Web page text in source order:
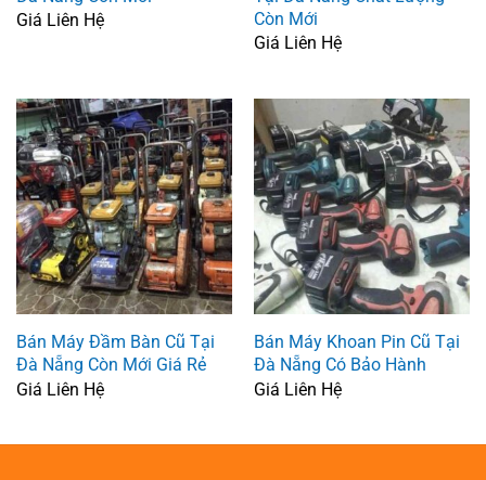
Giá Liên Hệ
Còn Mới
Giá Liên Hệ
Bán Máy Đầm Bàn Cũ Tại
Đà Nẵng Còn Mới Giá Rẻ
Giá Liên Hệ
Bán Máy Khoan Pin Cũ Tại
Đà Nẵng Có Bảo Hành
Giá Liên Hệ